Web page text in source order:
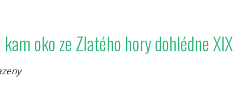
oko ze Zlatého hory dohlédne XIX